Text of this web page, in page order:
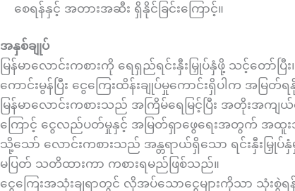
စေရန်နှင့် အတားအဆီး ရှိနိုင်ခြင်းကြောင့်။
အနှစ်ချုပ်
မြန်မာလောင်းကစားကို ရေရှည်ရင်းနှီးမြှုပ်နှံဖို့ သင့်တော်ပြီး
ကောင်းမွန်ပြီး ငွေကြေးထိန်းချုပ်မှုကောင်းရှိပါက အမြတ်
မြန်မာလောင်းကစားသည် အကြိမ်ရေမြင့်ပြီး အတိုးအကျ
ကြောင့် ငွေလည်ပတ်မှုနှင့် အမြတ်ရှာဖွေရေးအတွက် အထူ
သို့သော် လောင်းကစားသည် အန္တရာယ်ရှိသော ရင်းနှီးမြှုပ်နှံမှု
မပြတ် သတိထားကာ ကစားရမည်ဖြစ်သည်။
ငွေကြေးအသုံးချရာတွင် လိုအပ်သောငွေများကိုသာ သုံးစွဲ